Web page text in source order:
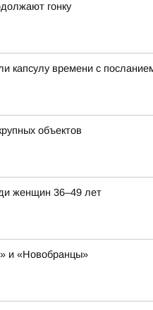
гонку
капсулу времени с
объектов
женщин 36–49 лет
и «Новобранцы»